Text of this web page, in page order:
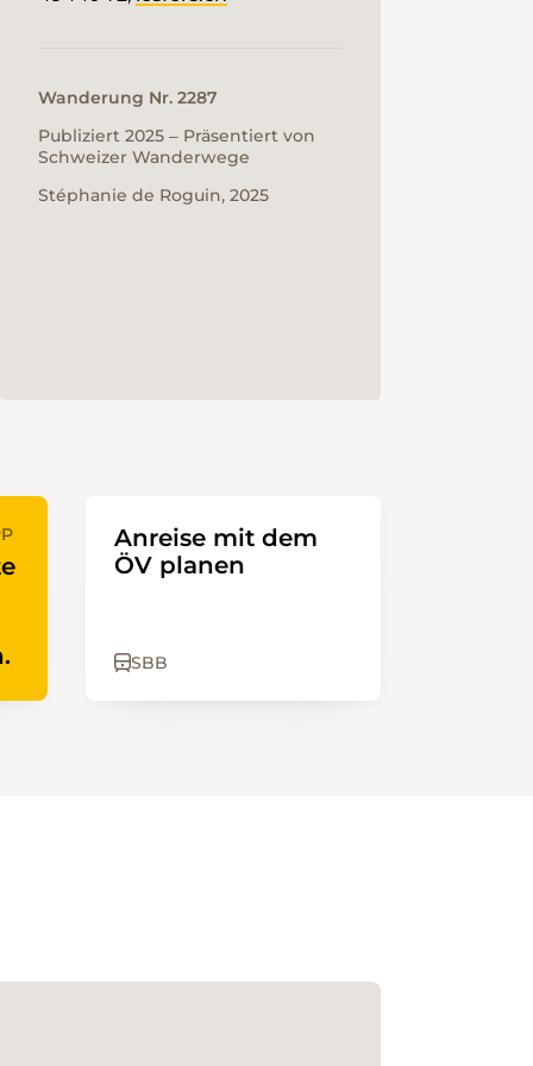
Wanderung Nr. 2287
Publiziert 2025 ‒ Präsentiert von
Schweizer Wanderwege
Stéphanie de Roguin, 2025
Anreise mit dem
ÖV planen
SBB